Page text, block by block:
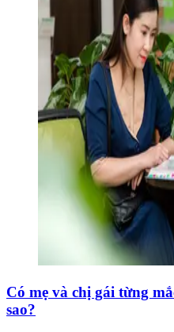
Có mẹ và chị gái từng
sao?